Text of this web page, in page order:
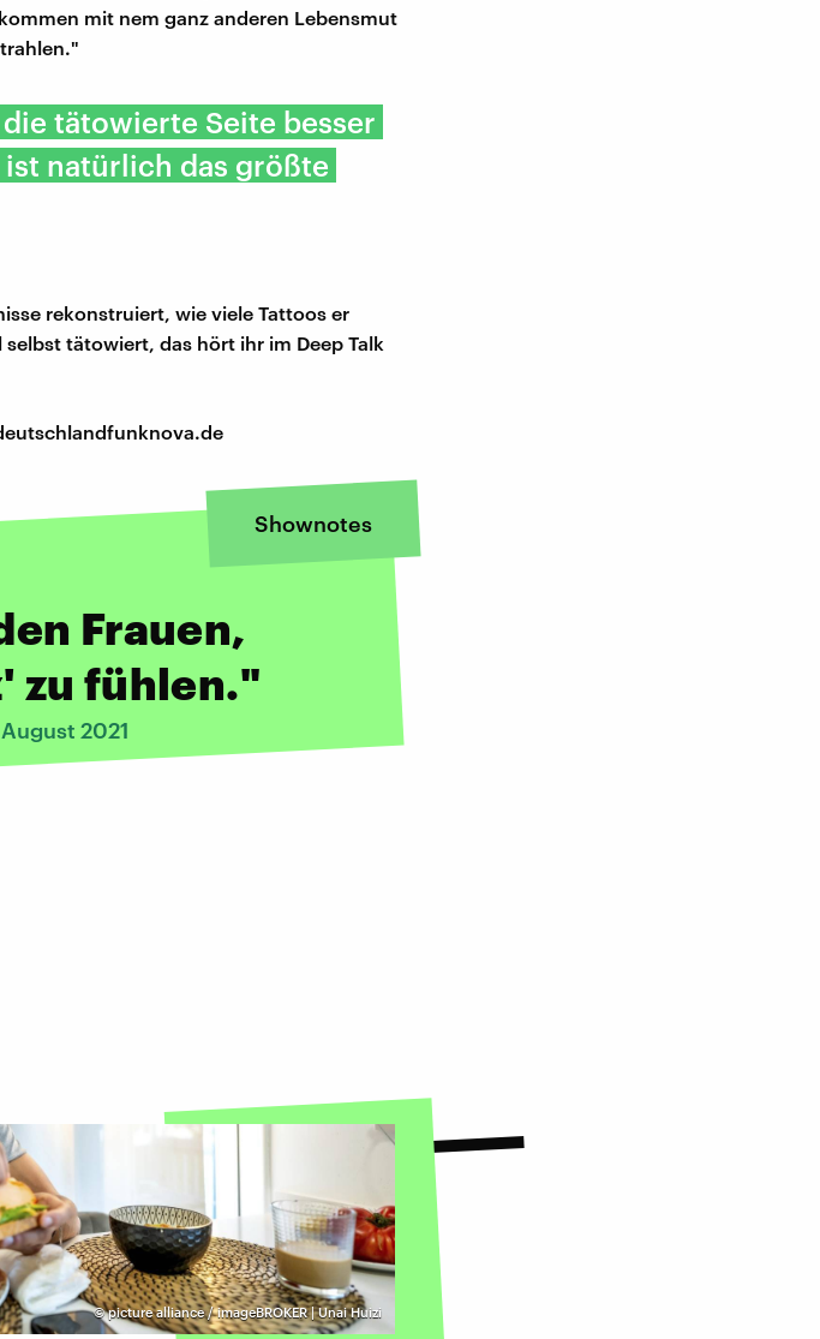
mit nem ganz anderen Lebensmut
tätowierte Seite besser
natürlich das größte
rekonstruiert, wie viele Tattoos er
tätowiert, das hört ihr im Deep Talk
Shownotes
Frauen,
zu fühlen."
2021
©picture alliance / imageBROKER | Unai Huizi